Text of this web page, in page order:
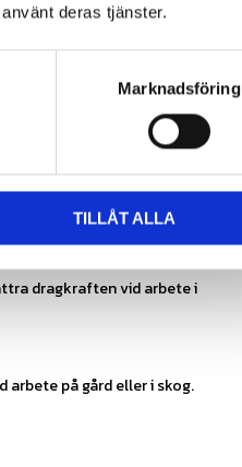
deras tjänster.
Marknadsföring
TILLÅT ALLA
till.
hjälper bilen att få bättre
dragkraften vid arbete i
arbete på gård eller i skog.